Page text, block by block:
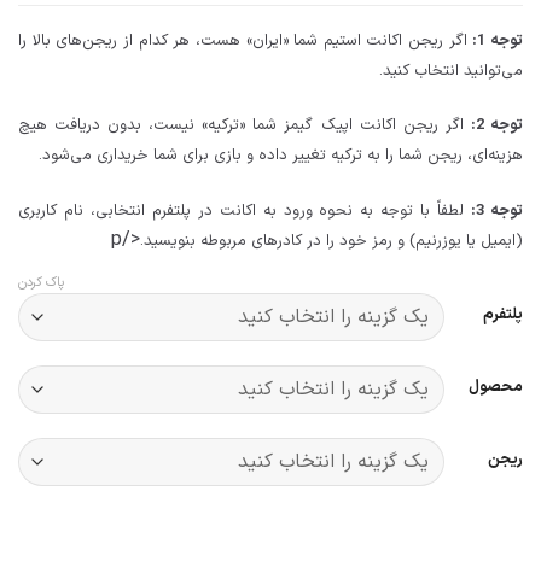
توجه 1:
اگر ریجن اکانت استیم شما «ایران» هست، هر کدام از ریجن‌های بالا را
می‌توانید انتخاب کنید.
توجه 2:
اگر ریجن اکانت اپیک گیمز شما «ترکیه» نیست، بدون دریافت هیچ
هزینه‌ای، ریجن شما را به ترکیه تغییر داده و بازی برای شما خریداری می‌شود.
توجه 3:
لطفاً با توجه به نحوه ورود به اکانت در پلتفرم انتخابی، نام کاربری
(ایمیل یا یوزرنیم) و رمز خود را در کادرهای مربوطه بنویسید.</p
پلتفرم
محصول
ریجن
پاک کردن